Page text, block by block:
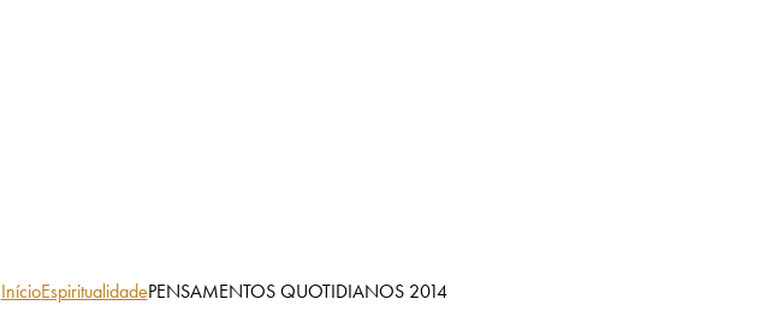
InícioEspiritualidadePENSAMENTOS QUOTIDIANOS 2014